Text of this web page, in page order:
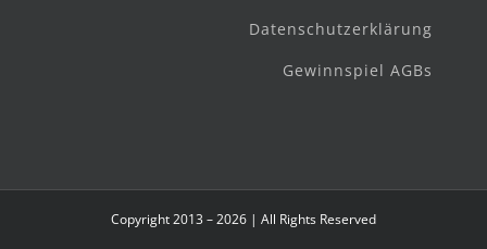
Datenschutzerklärung
Gewinnspiel AGBs
Copyright 2013 – 2026 | All Rights Reserved